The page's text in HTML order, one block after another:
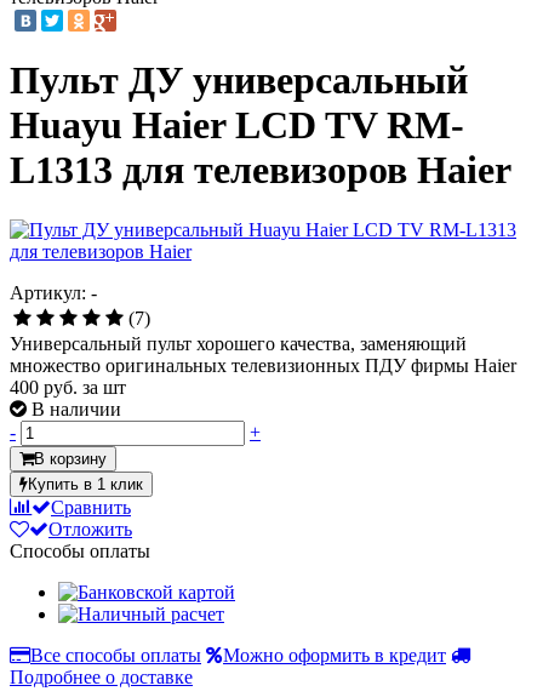
Пульт ДУ универсальный
Huayu Haier LCD TV RM-
L1313 для телевизоров Haier
Артикул: -
(7)
Универсальный пульт хорошего качества, заменяющий
множество оригинальных телевизионных ПДУ фирмы Haier
400 руб. за шт
В наличии
-
+
В корзину
Купить в 1 клик
Сравнить
Отложить
Способы оплаты
Все способы оплаты
Можно оформить в кредит
Подробнее о доставке